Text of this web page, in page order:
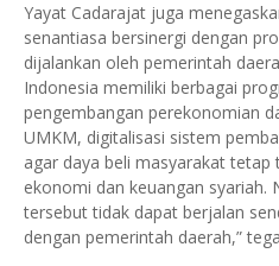
Yayat Cadarajat juga
senantiasa bersinergi dengan
dijalankan oleh pemerintah
Indonesia memiliki berbagai
pengembangan perekonomian
UMKM, digitalisasi sistem
agar daya beli masyarakat
ekonomi dan keuangan syariah.
tersebut tidak dapat berjalan
dengan pemerintah daerah,”